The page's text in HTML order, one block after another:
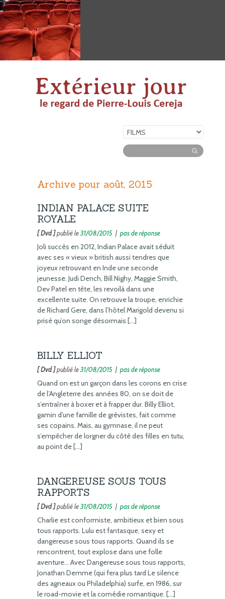
Archive pour août, 2015
INDIAN PALACE SUITE
ROYALE
[ Dvd ]publié le31/08/2015 | pas de réponse
Joli succès en 2012, Indian Palace avait séduit
avec ses « vieux » british aussi tendres que
joyeux retrouvant en Inde une seconde
jeunesse. Judi Dench, Bill Nighy, Maggie Smith,
Dev Patel en tête, les revoilà dans une
excellente suite. On retrouve la troupe, enrichie
de Richard Gere, dans l’hôtel Marigold devenu si
prisé qu’on songe désormais […]
BILLY ELLIOT
[ Dvd ]publié le31/08/2015 | pas de réponse
Quand on est un garçon dans les corons en crise
de l’Angleterre des années 80, on se doit de
s’entraîner à boxer et à frapper dur. Billy Elliot,
gamin d’une famille de grévistes, fait comme
ses copains. Mais, au gymnase, il ne peut
s’empêcher de lorgner du côté des filles en tutu,
au point de […]
DANGEREUSE SOUS TOUS
RAPPORTS
[ Dvd ]publié le31/08/2015 | pas de réponse
Charlie est conformiste, ambitieux et bien sous
tous rapports. Lulu est fantasque, sexy et
dangereuse sous tous rapports. Quand ils se
rencontrent, tout explose dans une folle
aventure… Avec Dangereuse sous tous rapports,
Jonathan Demme (qui fera plus tard Le silence
des agneaux ou Philadelphia) surfe, en 1986, sur
le road-movie et la comédie romantique. […]